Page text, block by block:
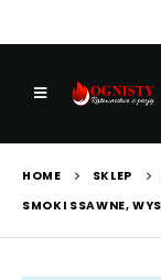
HOME SKLEP
SMOKI SSAWNE,